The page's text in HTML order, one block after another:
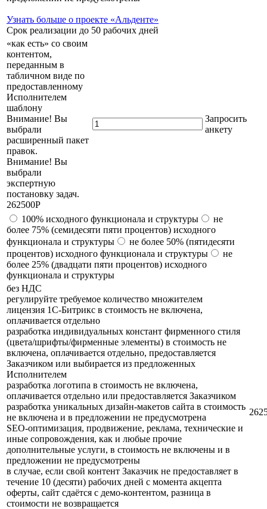
Узнать больше о проекте «Альденте»
Срок реализации до 50 рабочих дней
«как есть» со своим
контентом,
переданным в
табличном виде по
предоставленному
Исполнителем
шаблону
Внимание! Вы
выбрали
расширенный пакет
правок.
Внимание! Вы
выбрали
экспертную
постановку задач.
262500Р
Запросить
анкету
100% исходного функционала и структуры
не
более 75% (семидесяти пяти процентов) исходного
функционала и структуры
не более 50% (пятидесяти
процентов) исходного функционала и структуры
не
более 25% (двадцати пяти процентов) исходного
функционала и структуры
без НДС
регулируйте требуемое количество множителем
лицензия 1С-Битрикс в стоимость не включена,
оплачивается отдельно
разработка индивидуальных констант фирменного стиля
(цвета/шрифты/фирменные элементы) в стоимость не
включена, оплачивается отдельно, предоставляется
Заказчиком или выбирается из предложенных
Исполнителем
разработка логотипа в стоимость не включена,
оплачивается отдельно или предоставляется Заказчиком
разработка уникальных дизайн-макетов сайта в стоимость
не включена и в предложении не предусмотрена
SEO-оптимизация, продвижение, реклама, технические и
иные сопровождения, как и любые прочие
дополнительные услуги, в стоимость не включены и в
предложении не предусмотрены
в случае, если свой контент Заказчик не предоставляет в
течение 10 (десяти) рабочих дней с момента акцепта
оферты, сайт сдаётся с демо-контентом, разница в
стоимости не возвращается